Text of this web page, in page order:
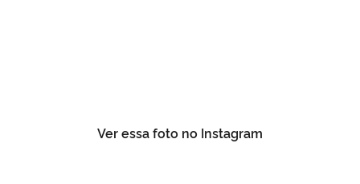
Ver essa foto no Instagram